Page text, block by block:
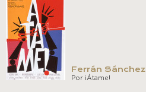
Ferrán Sánchez
Por ¡Átame!